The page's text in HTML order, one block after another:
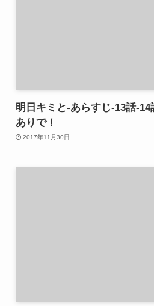
明日キミと-あらすじ-13話-
ありで！
2017年11月30日